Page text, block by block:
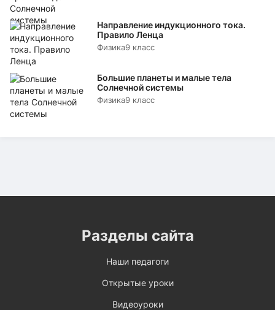
Направление индукционного тока.
Правило Ленца
Физика9 класс
Большие планеты и малые тела
Солнечной системы
Физика9 класс
Разделы сайта
Наши педагоги
Открытые уроки
Видеоуроки